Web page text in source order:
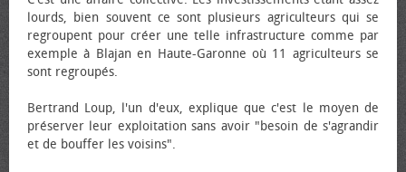
lourds, bien souvent ce sont plusieurs agriculteurs qui se
regroupent pour créer une telle infrastructure comme par
exemple à Blajan en Haute-Garonne où 11 agriculteurs se
sont regroupés.
Bertrand Loup, l'un d'eux, explique que c'est le moyen de
préserver leur exploitation sans avoir "besoin de s'agrandir
et de bouffer les voisins".